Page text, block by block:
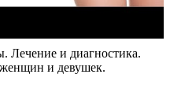
и диагностика.
и девушек.